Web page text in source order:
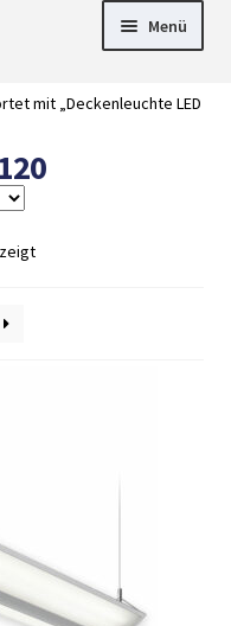
Menü
► LED Panel
►
mit „Deckenleuchte LED